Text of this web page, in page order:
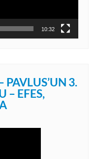
10:32
PAVLUS’UN 3.
– EFES,